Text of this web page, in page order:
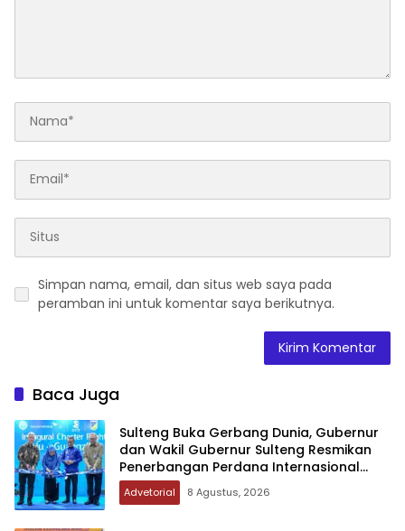
Simpan nama, email, dan situs web saya pada
peramban ini untuk komentar saya berikutnya.
Baca Juga
Sulteng Buka Gerbang Dunia, Gubernur
dan Wakil Gubernur Sulteng Resmikan
Penerbangan Perdana Internasional
Palu-Guangzhou
Advetorial 8 Agustus, 2026